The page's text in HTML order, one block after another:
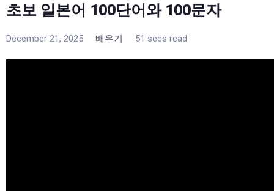
초보 일본어 100단어와 100문자
December 21, 2025 배우기 51 secs read